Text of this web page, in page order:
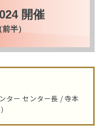
開催
半）
ター センター長 / 寺本